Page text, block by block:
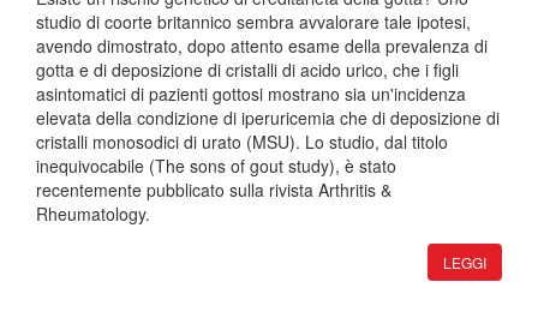
studio di coorte britannico sembra avvalorare tale ipotesi,
avendo dimostrato, dopo attento esame della prevalenza di
gotta e di deposizione di cristalli di acido urico, che i figli
asintomatici di pazienti gottosi mostrano sia un'incidenza
elevata della condizione di iperuricemia che di deposizione di
cristalli monosodici di urato (MSU). Lo studio, dal titolo
inequivocabile (The sons of gout study), è stato
recentemente pubblicato sulla rivista Arthritis &
Rheumatology.
LEGGI